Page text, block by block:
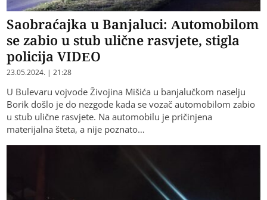
Saobraćajka u Banjaluci: Automobilom
se zabio u stub ulične rasvjete, stigla
policija VIDEO
23.05.2024. | 21:28
U Bulevaru vojvode Živojina Mišića u banjalučkom naselju
Borik došlo je do nezgode kada se vozač automobilom zabio
u stub ulične rasvjete. Na automobilu je pričinjena
materijalna šteta, a nije poznato…